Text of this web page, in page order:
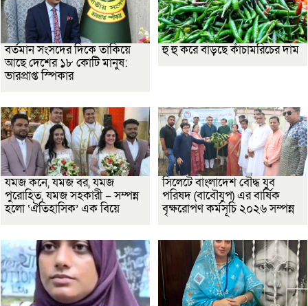
বর্তমান সংসদের দিকে তাকিয়ে
আছে দেশের ১৮ কোটি মানুষ:
ভারপ্রাপ্ত স্পিকার
হু হু করে বাড়ছে কাঁচামরিচের দাম
যমজ কনে, যমজ বর, যমজ
পুরোহিত, যমজ সহকারী – সম্পন্ন
হলো ‘ঐতিহাসিক’ এক বিয়ে
সিলেটে বাংলাদেশ বৌদ্ধ যুব
পরিষদ (বাবৌযুপ) এর বার্ষিক
বৃক্ষরোপণ কর্মসূচি ২০২৬ সম্পন্ন